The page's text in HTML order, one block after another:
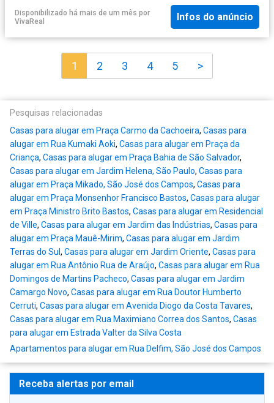
Disponibilizado há mais de um mês por
VivaReal
Infos do anúncio
1 2 3 4 5 >
Pesquisas relacionadas
Casas para alugar em Praça Carmo da Cachoeira, Casas para
alugar em Rua Kumaki Aoki, Casas para alugar em Praça da
Criança, Casas para alugar em Praça Bahia de São Salvador,
Casas para alugar em Jardim Helena, São Paulo, Casas para
alugar em Praça Mikado, São José dos Campos, Casas para
alugar em Praça Monsenhor Francisco Bastos, Casas para alugar
em Praça Ministro Brito Bastos, Casas para alugar em Residencial
de Ville, Casas para alugar em Jardim das Indústrias, Casas para
alugar em Praça Mauê-Mirim, Casas para alugar em Jardim
Terras do Sul , Casas para alugar em Jardim Oriente, Casas para
alugar em Rua Antônio Rua de Araújo, Casas para alugar em Rua
Domingos de Martins Pacheco, Casas para alugar em Jardim
Camargo Novo, Casas para alugar em Rua Doutor Humberto
Cerruti, Casas para alugar em Avenida Diogo da Costa Tavares,
Casas para alugar em Rua Maximiano Correa dos Santos, Casas
para alugar em Estrada Valter da Silva Costa
Apartamentos para alugar em Rua Delfim, São José dos Campos
Receba alertas por email